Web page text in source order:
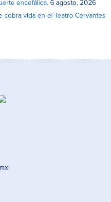
encefálica. 6 agosto, 2026
cobra vida en el Teatro Cervantes